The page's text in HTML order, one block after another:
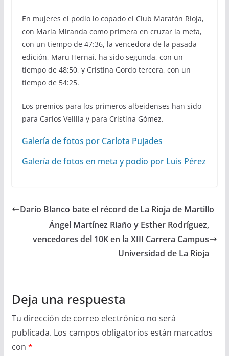
En mujeres el podio lo copado el Club Maratón Rioja,
con María Miranda como primera en cruzar la meta,
con un tiempo de 47:36, la vencedora de la pasada
edición, Maru Hernai, ha sido segunda, con un
tiempo de 48:50, y Cristina Gordo tercera, con un
tiempo de 54:25.
Los premios para los primeros albeidenses han sido
para Carlos Velilla y para Cristina Gómez.
Galería de fotos por Carlota Pujades
Galería de fotos en meta y podio por Luis Pérez
Darío Blanco bate el récord de La Rioja de Martillo
Ángel Martínez Riaño y Esther Rodríguez,
vencedores del 10K en la XIII Carrera Campus
Universidad de La Rioja
Deja una respuesta
Tu dirección de correo electrónico no será
publicada. Los campos obligatorios están marcados
con *